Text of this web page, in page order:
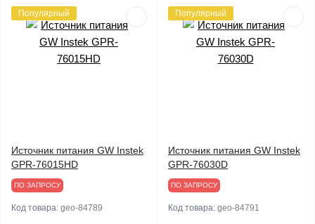
Популярный
Источник питания GW Instek
GPR-76015HD
ПО ЗАПРОСУ
Код товара: geo-84789
Популярный
Источник питания GW Instek
GPR-76030D
ПО ЗАПРОСУ
Код товара: geo-84791